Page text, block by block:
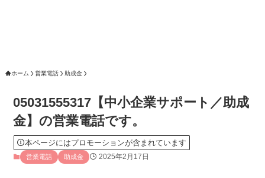
ホーム 営業電話 助成金
05031555317【中小企業サポート／助成
金】の営業電話です。
本ページにはプロモーションが含まれています
営業電話 助成金 2025年2月17日